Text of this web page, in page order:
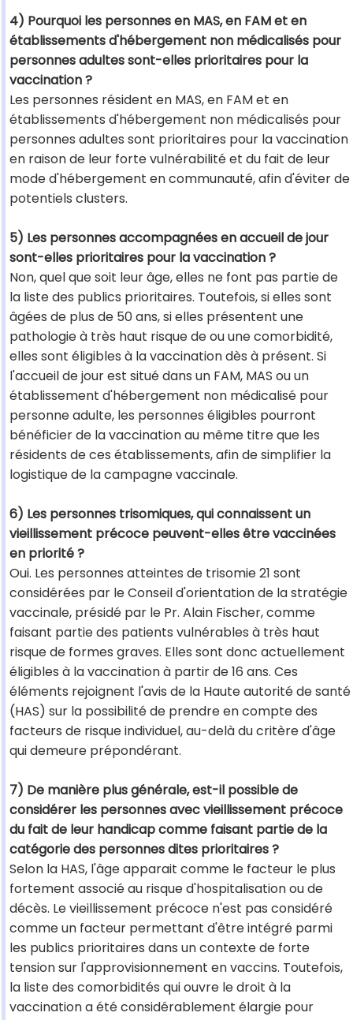
4) Pourquoi les personnes en MAS, en FAM et en
établissements d'hébergement non médicalisés pour
personnes adultes sont-elles prioritaires pour la
vaccination ?
Les personnes résident en MAS, en FAM et en
établissements d'hébergement non médicalisés pour
personnes adultes sont prioritaires pour la vaccination
en raison de leur forte vulnérabilité et du fait de leur
mode d'hébergement en communauté, afin d'éviter de
potentiels clusters.
5) Les personnes accompagnées en accueil de jour
sont-elles prioritaires pour la vaccination ?
Non, quel que soit leur âge, elles ne font pas partie de
la liste des publics prioritaires. Toutefois, si elles sont
âgées de plus de 50 ans, si elles présentent une
pathologie à très haut risque de ou une comorbidité,
elles sont éligibles à la vaccination dès à présent. Si
l'accueil de jour est situé dans un FAM, MAS ou un
établissement d'hébergement non médicalisé pour
personne adulte, les personnes éligibles pourront
bénéficier de la vaccination au même titre que les
résidents de ces établissements, afin de simplifier la
logistique de la campagne vaccinale.
6) Les personnes trisomiques, qui connaissent un
vieillissement précoce peuvent-elles être vaccinées
en priorité ?
Oui. Les personnes atteintes de trisomie 21 sont
considérées par le Conseil d'orientation de la stratégie
vaccinale, présidé par le Pr. Alain Fischer, comme
faisant partie des patients vulnérables à très haut
risque de formes graves. Elles sont donc actuellement
éligibles à la vaccination à partir de 16 ans. Ces
éléments rejoignent l'avis de la Haute autorité de santé
(HAS) sur la possibilité de prendre en compte des
facteurs de risque individuel, au-delà du critère d'âge
qui demeure prépondérant.
7) De manière plus générale, est-il possible de
considérer les personnes avec vieillissement précoce
du fait de leur handicap comme faisant partie de la
catégorie des personnes dites prioritaires ?
Selon la HAS, l'âge apparait comme le facteur le plus
fortement associé au risque d'hospitalisation ou de
décès. Le vieillissement précoce n'est pas considéré
comme un facteur permettant d'être intégré parmi
les publics prioritaires dans un contexte de forte
tension sur l'approvisionnement en vaccins. Toutefois,
la liste des comorbidités qui ouvre le droit à la
vaccination a été considérablement élargie pour